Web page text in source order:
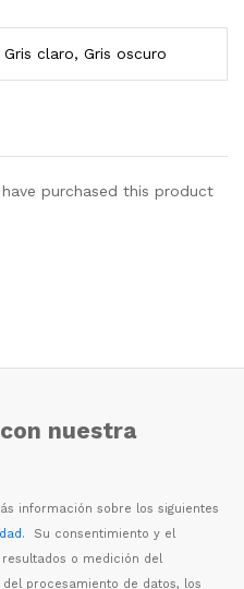
Gris claro, Gris oscuro
purchased this product
nuestra
ás información sobre los siguientes
. Su consentimiento y el
resultados o medición del
del procesamiento de datos, los